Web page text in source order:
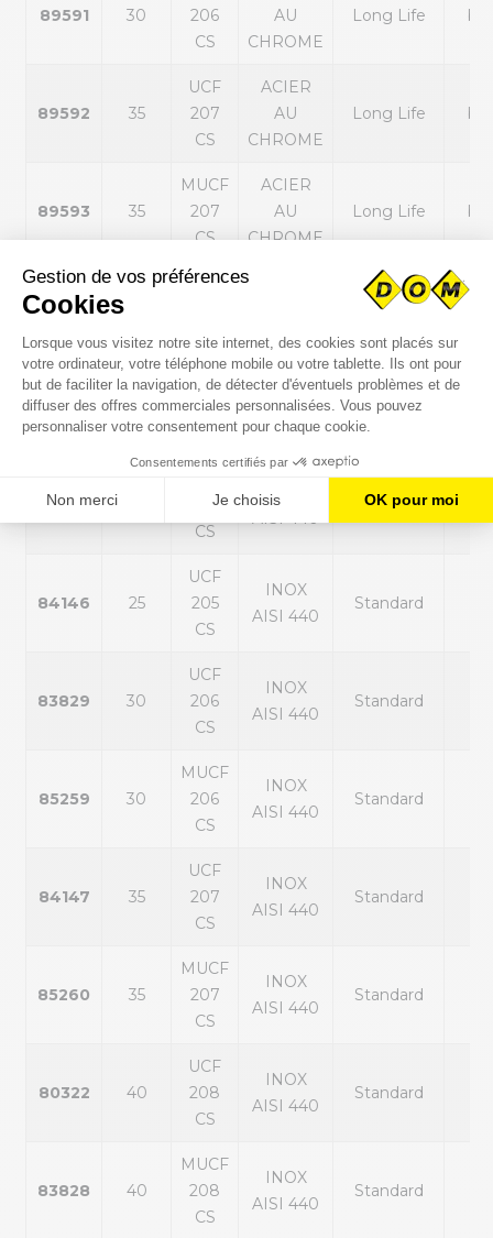
89591 30
206
CS
AU
CHROME
Long Life
89592 35
UCF
207
CS
ACIER
AU
CHROME
Long Life
89593 35
MUCF
207
CS
ACIER
AU
CHROME
Long Life
89594
UCF
CS
CHROME
Long Life
89595 40
MUCF
208
CS
ACIER
AU
CHROME
Long Life
83520
204
CS
INOX
AISI 440
Standard
84146 25
UCF
205
CS
INOX
AISI 440
Standard
83829 30
UCF
206
CS
INOX
AISI 440
Standard
85259 30
MUCF
206
CS
INOX
AISI 440
Standard
84147 35
UCF
207
CS
INOX
AISI 440
Standard
85260 35
MUCF
207
CS
INOX
AISI 440
Standard
80322 40
UCF
208
CS
INOX
AISI 440
Standard
83828 40
MUCF
208
CS
INOX
AISI 440
Standard